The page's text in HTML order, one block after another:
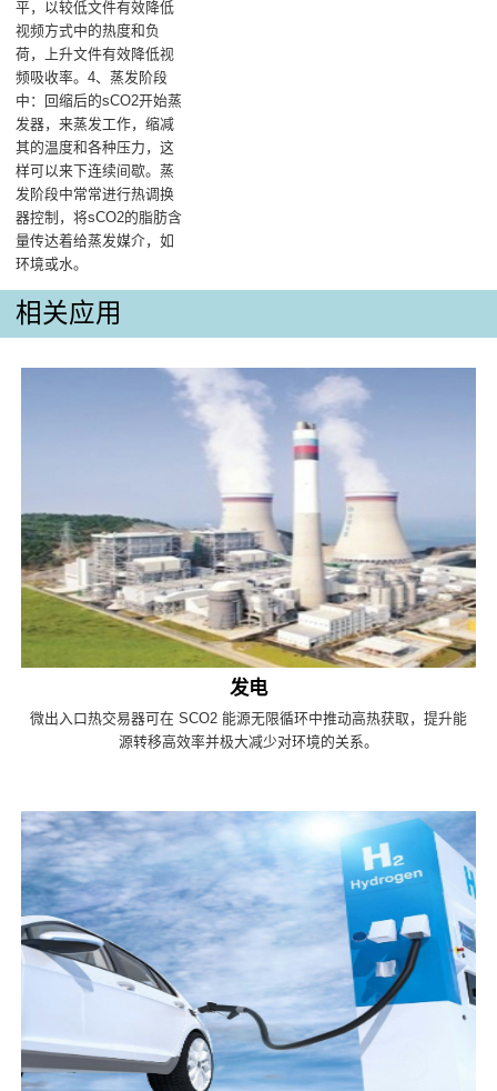
平，以较低文件有效降低
视频方式中的热度和负
荷，上升文件有效降低视
频吸收率。‌4、蒸发阶段
中‌：回缩后的sCO2开始蒸
发器，来蒸发工作，缩减
其的温度和各种压力，这
样可以来下连续间歇。蒸
发阶段中常常进行热调换
器控制，将sCO2的脂肪含
量传达着给蒸发媒介，如
环境或水。
相关应用
发电
微出入口热交易器可在 SCO2 能源无限循环中推动高热获取，提升能
源转移高效率并极大减少对环境的关系。